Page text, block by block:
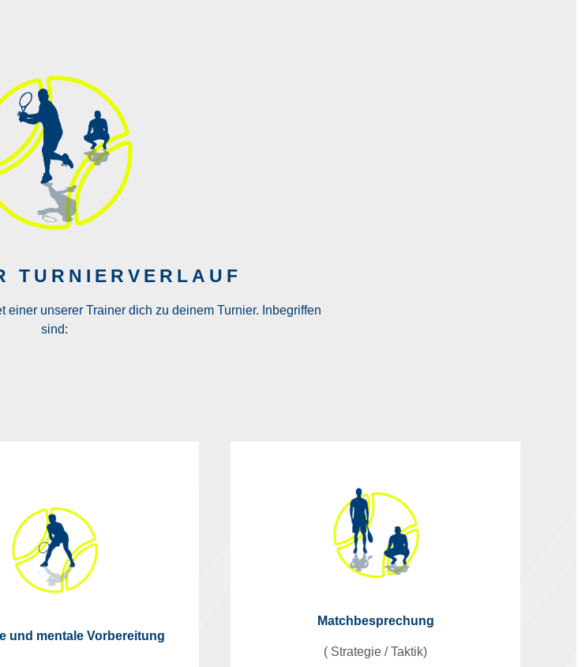
TURNIER­VERLAUF
einer unserer Trainer dich zu deinem Turnier. Inbegriffen
sind:
und mentale Vorbereitung
Matchbesprechung
( Strategie / Taktik)